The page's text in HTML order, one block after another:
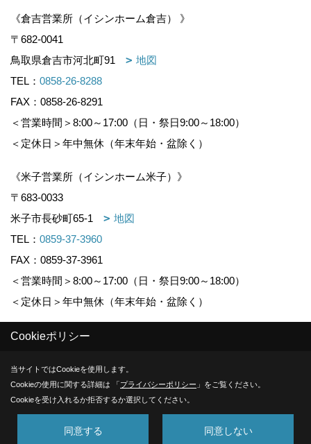
《倉吉営業所（イシンホーム倉吉） 》
〒682-0041
鳥取県倉吉市河北町91
地図
TEL： 0858-26-8288
FAX：0858-26-8291
＜営業時間＞8:00～17:00（日・祭日9:00～18:00）
＜定休日＞年中無休（年末年始・盆除く）
《米子営業所（イシンホーム米子）》
〒683-0033
米子市長砂町65-1
地図
TEL： 0859-37-3960
FAX：0859-37-3961
＜営業時間＞8:00～17:00（日・祭日9:00～18:00）
＜定休日＞年中無休（年末年始・盆除く）
Produced byゴデスクリエイト
Cookieポリシー
当サイトではCookieを使用します。
Cookieの使用に関する詳細は 「プライバシーポリシー 」をご覧ください。
Cookieを受け入れるか拒否するか選択してください。
同意する 同意しない